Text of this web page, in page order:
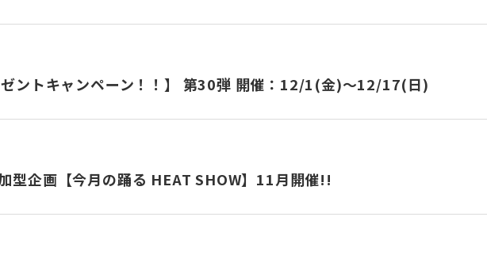
ゼントキャンペーン！！】 第30弾 開催：12/1(金)～12/17(日)
型企画【今月の踊る HEAT SHOW】11月開催!!